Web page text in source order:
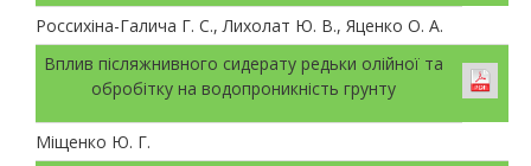
Россихіна-Галича Г. С., Лихолат Ю. В., Яценко О. А.
Вплив післяжнивного сидерату редьки олійної та
обробітку на водопроникність грунту
Міщенко Ю. Г.